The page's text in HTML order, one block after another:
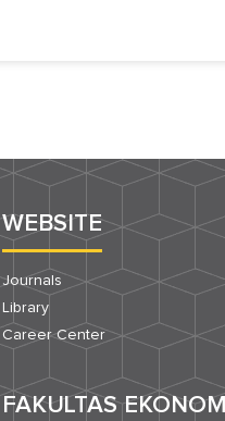
WEBSITE
Journals
Library
Career Center
FAKULTAS EKONOMI